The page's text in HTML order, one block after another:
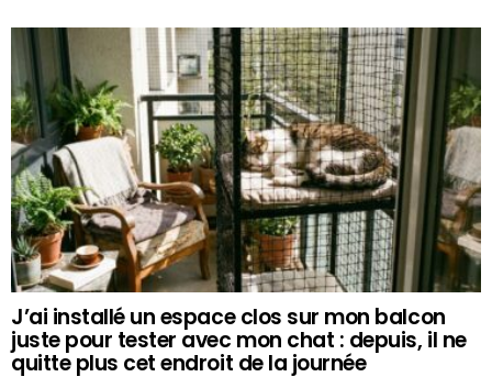
J’ai installé un espace clos sur mon balcon
juste pour tester avec mon chat : depuis, il ne
quitte plus cet endroit de la journée